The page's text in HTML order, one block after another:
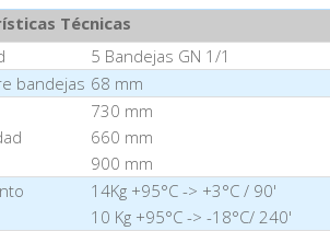
Técnicas
5 Bandejas GN 1/1
bandejas 68 mm
730 mm
660 mm
900 mm
14Kg +95°C -> +3°C / 90'
10 Kg +95°C -> -18°C/ 240'